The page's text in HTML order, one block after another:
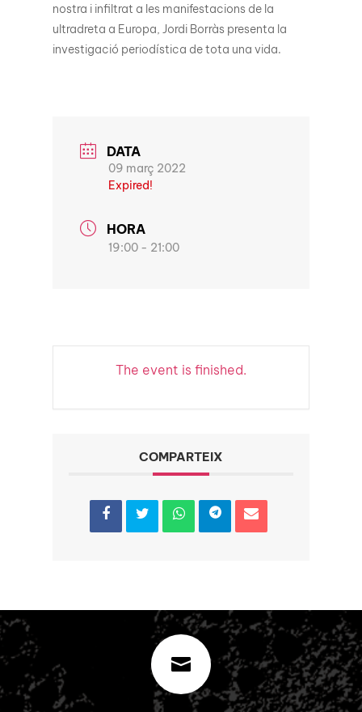
nostra i infiltrat a les manifestacions de la
ultradreta a Europa, Jordi Borràs presenta la
investigació periodística de tota una vida.
DATA
09 març 2022
Expired!
HORA
19:00 - 21:00
The event is finished.
COMPARTEIX
